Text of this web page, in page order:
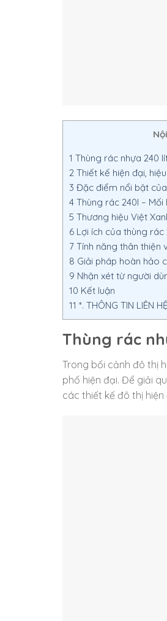
1 Thùng rác nhựa 240
2 Thiết kế hiện đại,
3 Đặc điểm nổi bật
4 Thùng rác 240l –
5 Thương hiệu Việt
6 Lợi ích của thùng
7 Tính năng thân thiện
8 Giải pháp hoàn hảo
9 Nhận xét từ người
10 Kết luận
11 *. THÔNG TIN LIÊN HỆ
Thùng rác
Trong bối cảnh đô thị
phố hiện đại. Để giải
các thiết kế đô thị